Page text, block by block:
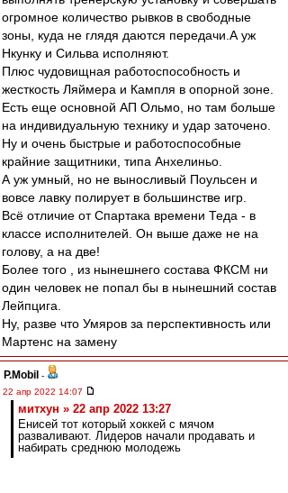
огромное количество рывков в свободные
зоны, куда не глядя даются передачи.А уж
Нкунку и Сильва исполняют.
Плюс чудовищная работоспособность и
жесткость Ляймера и Кампля в опорной зоне.
Есть еще основной АП Ольмо, но там больше
на индивидуальную технику и удар заточено.
Ну и очень быстрые и работоспособные
крайние защитники, типа Анхелиньо.
А уж умный, но не выносливый Поульсен и
вовсе лавку полирует в большинстве игр.
Всё отличие от Спартака времени Теда - в
классе исполнителей. Он выше даже не на
голову, а на две!
Более того , из нынешнего состава ФКСМ ни
один человек не попал бы в нынешний состав
Лейпцига.
Ну, разве что Умяров за перспективность или
Мартенс на замену
P.Mobil -
22 апр 2022 14:07
митхун » 22 апр 2022 13:27
Енисей тот который хоккей с мячом
разваливают. Лидеров начали продавать и
набирать среднюю молодежь